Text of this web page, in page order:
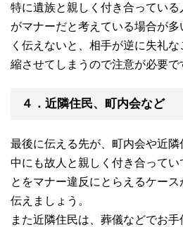
特に遺族と親しく付き合ってい
がマナーだと考えている場合が
く伝えないと、相手が逆に失礼
縮させてしまうので注意が必要で
４．近隣住民、町内会など
最後に伝える先が、町内会や近
中にも故人と親しく付き合ってい
とをマナー違反にとらえるケー
伝えましょう。
また近隣住民は、葬儀などでお